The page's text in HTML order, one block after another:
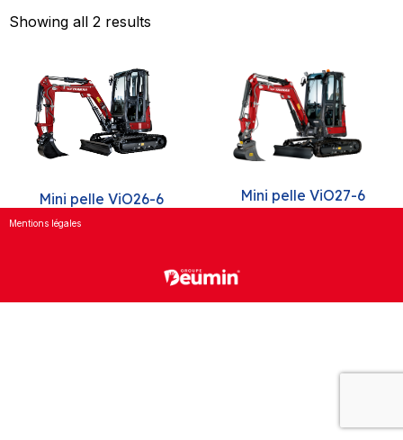
Showing all 2 results
Mini pelle ViO26-6 Mini pelle ViO27-6
Mentions légales